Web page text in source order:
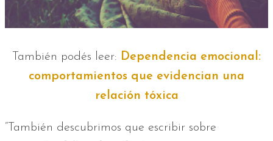
También podés leer: Dependencia emocional:
comportamientos que evidencian una
relación tóxica
“También descubrimos que escribir sobre